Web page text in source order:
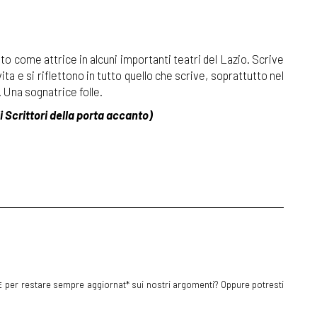
per restare sempre aggiornat* sui nostri argomenti? Oppure potresti